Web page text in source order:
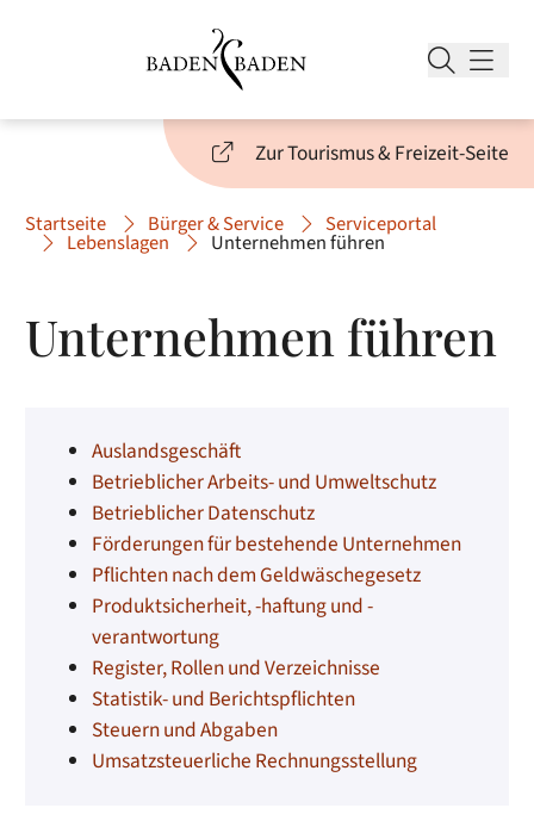
Zur Tourismus & Freizeit-Seite
Startseite Bürger & Service Serviceportal
Lebenslagen Unternehmen führen
Unternehmen führen
Auslandsgeschäft
Betrieblicher Arbeits- und Umweltschutz
Betrieblicher Datenschutz
Förderungen für bestehende Unternehmen
Pflichten nach dem Geldwäschegesetz
Produktsicherheit, -haftung und -
verantwortung
Register, Rollen und Verzeichnisse
Statistik- und Berichtspflichten
Steuern und Abgaben
Umsatzsteuerliche Rechnungsstellung